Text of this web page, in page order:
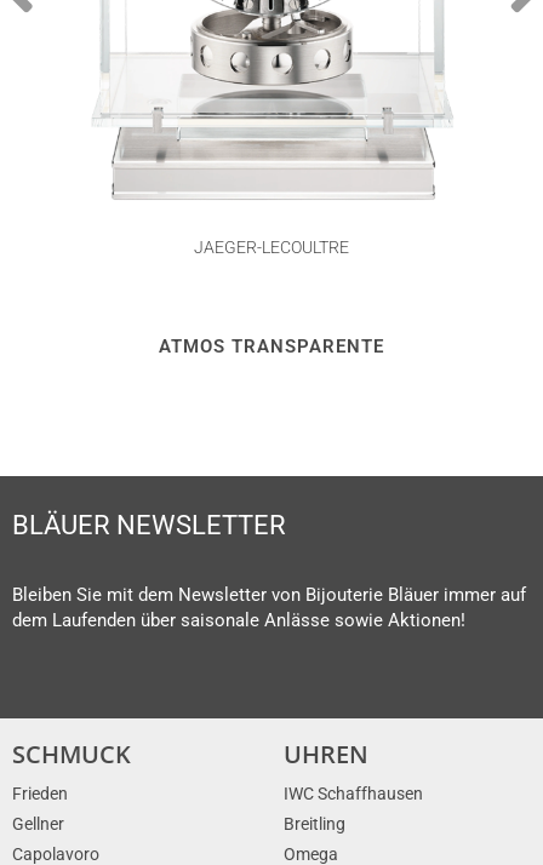
JAEGER-LECOULTRE
ATMOS TRANSPARENTE
BLÄUER NEWSLETTER
Bleiben Sie mit dem Newsletter von Bijouterie Bläuer immer auf
dem Laufenden über saisonale Anlässe sowie Aktionen!
SCHMUCK
Frieden
Gellner
Capolavoro
UHREN
IWC Schaffhausen
Breitling
Omega